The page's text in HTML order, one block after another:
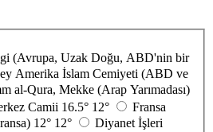
(Avrupa, Uzak Doğu, ABD'nin bir
Amerika İslam Cemiyeti (ABD ve
al-Qura, Mekke (Arap Yarımadası)
Camii 16.5° 12°
Fransa
12° 12°
Diyanet İşleri